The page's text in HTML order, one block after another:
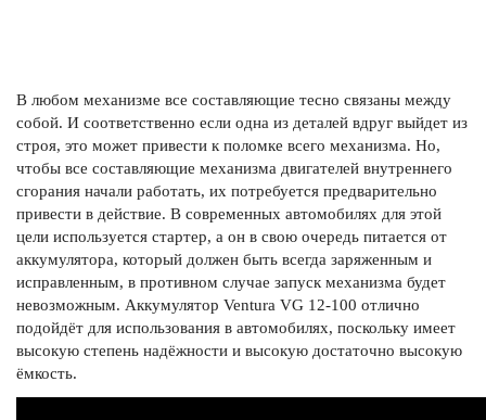
В любом механизме все составляющие тесно связаны между
собой. И соответственно если одна из деталей вдруг выйдет из
строя, это может привести к поломке всего механизма. Но,
чтобы все составляющие механизма двигателей внутреннего
сгорания начали работать, их потребуется предварительно
привести в действие. В современных автомобилях для этой
цели используется стартер, а он в свою очередь питается от
аккумулятора, который должен быть всегда заряженным и
исправленным, в противном случае запуск механизма будет
невозможным. Аккумулятор Ventura VG 12-100 отлично
подойдёт для использования в автомобилях, поскольку имеет
высокую степень надёжности и высокую достаточно высокую
ёмкость.